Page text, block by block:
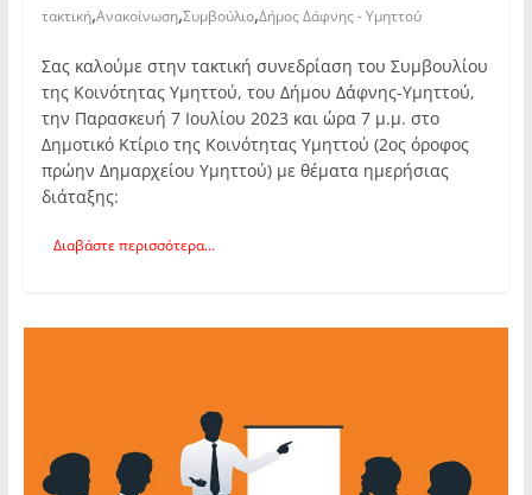
τακτική,Ανακοίνωση,Συμβούλιο,Δήμος Δάφνης - Υμηττού
Σας καλούμε στην τακτική συνεδρίαση του Συμβουλίου
της Κοινότητας Υμηττού, του Δήμου Δάφνης-Υμηττού,
την Παρασκευή 7 Ιουλίου 2023 και ώρα 7 μ.μ. στο
Δημοτικό Κτίριο της Κοινότητας Υμηττού (2ος όροφος
πρώην Δημαρχείου Υμηττού) με θέματα ημερήσιας
διάταξης:
Διαβάστε περισσότερα...